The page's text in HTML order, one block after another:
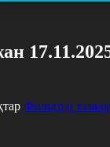
Фильтрді